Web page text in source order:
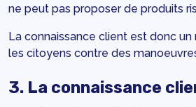
ne peut pas proposer de produits
La connaissance client est donc
les citoyens contre des
3. La connaissance